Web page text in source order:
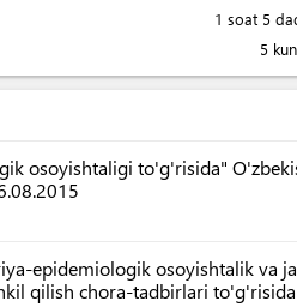
1 soat 5
5
osoyishtaligi to'g'risida"
epidemiologik osoyishtalik va
qilish chora-tadbirlari